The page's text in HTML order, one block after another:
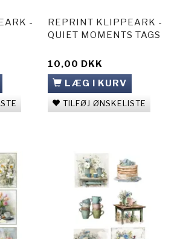
-
REPRINT KLIPPEARK -
QUIET MOMENTS TAGS
10,00 DKK
LÆG I KURV
TILFØJ ØNSKELISTE